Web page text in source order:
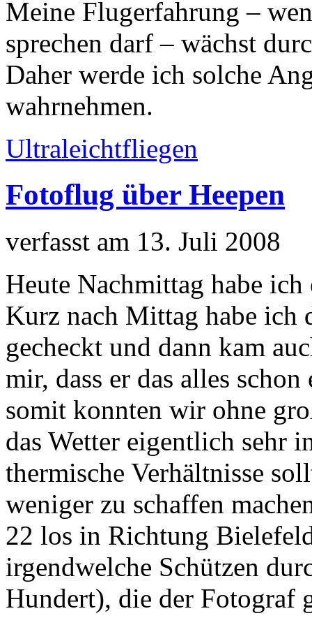
Meine Flugerfahrung –
sprechen darf – wächst
Daher werde ich solche
wahrnehmen.
Ultraleichtfliegen
Fotoflug über Heepen
verfasst am 13. Juli 2008
Heute Nachmittag habe
Kurz nach Mittag habe ich
gecheckt und dann kam
mir, dass er das alles
somit konnten wir ohne
das Wetter eigentlich sehr
thermische Verhältnisse
weniger zu schaffen
22 los in Richtung
irgendwelche Schützen
Hundert), die der Fotograf